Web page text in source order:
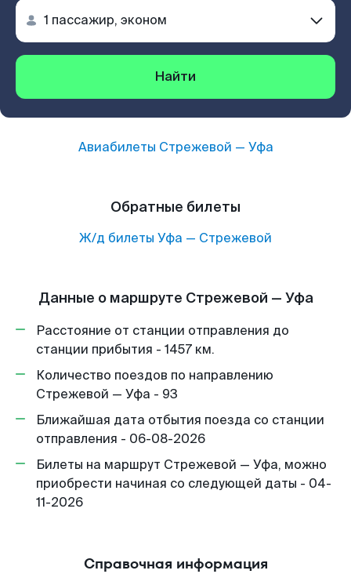
Найти
Авиабилеты Стрежевой — Уфа
Обратные билеты
Ж/д билеты Уфа — Стрежевой
Данные о маршруте Стрежевой — Уфа
Расстояние от станции отправления до
станции прибытия - 1457 км.
Количество поездов по направлению
Стрежевой — Уфа - 93
Ближайшая дата отбытия поезда со станции
отправления - 06-08-2026
Билеты на маршрут Стрежевой — Уфа, можно
приобрести начиная со следующей даты - 04-
11-2026
Справочная информация